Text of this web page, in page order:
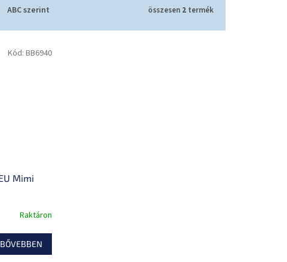
ABC szerint összesen 2 termék
Mimi
Raktáron
BŐVEBBEN
Kód: BB6940